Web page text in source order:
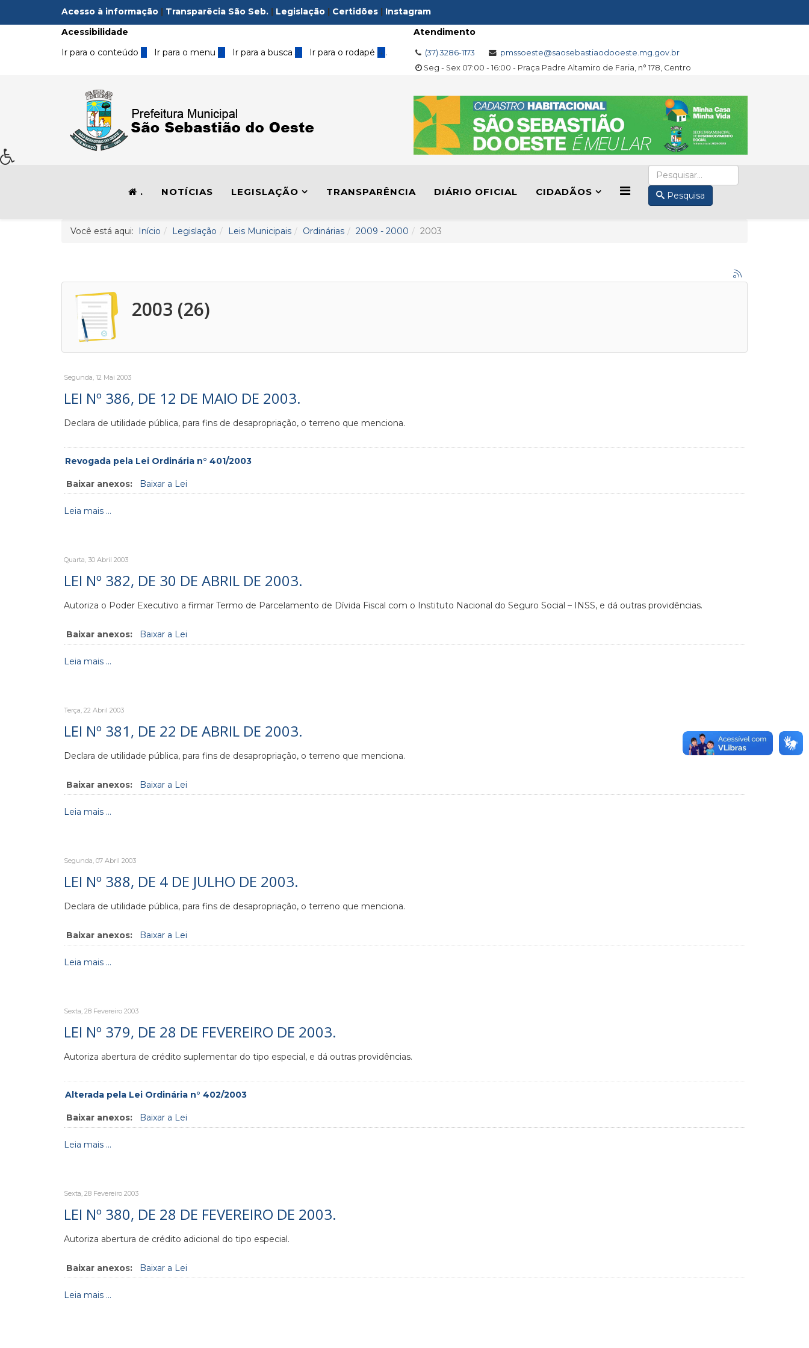
Acesso à informação | Transparêcia São Seb. | Legislação | Certidões | Instagram
Acessibilidade
Ir para o conteúdo 1 Ir para o menu 2 Ir para a busca3 Ir para o rodapé 4 .
Atendimento
(37) 3286-1173
pmssoeste@saosebastiaodooeste.mg.gov.br
Seg - Sex 07:00 - 16:00 - Praça Padre Altamiro de Faria, n° 178, Centro
. NOTÍCIAS LEGISLAÇÃO TRANSPARÊNCIA DIÁRIO OFICIAL CIDADÃOS Pesquisa
Você está aqui: Início Legislação Leis Municipais Ordinárias 2009 - 2000 2003
2003 (26)
Segunda, 12 Mai 2003
LEI Nº 386, DE 12 DE MAIO DE 2003.
Declara de utilidade pública, para fins de desapropriação, o terreno que menciona.
Revogada pela Lei Ordinária n° 401/2003
Baixar anexos: Baixar a Lei
Leia mais ...
Quarta, 30 Abril 2003
LEI Nº 382, DE 30 DE ABRIL DE 2003.
Autoriza o Poder Executivo a firmar Termo de Parcelamento de Dívida Fiscal com o Instituto Nacional do Seguro Social – INSS, e dá outras providências.
Baixar anexos: Baixar a Lei
Leia mais ...
Terça, 22 Abril 2003
LEI Nº 381, DE 22 DE ABRIL DE 2003.
Declara de utilidade pública, para fins de desapropriação, o terreno que menciona.
Baixar anexos: Baixar a Lei
Leia mais ...
Segunda, 07 Abril 2003
LEI Nº 388, DE 4 DE JULHO DE 2003.
Declara de utilidade pública, para fins de desapropriação, o terreno que menciona.
Baixar anexos: Baixar a Lei
Leia mais ...
Sexta, 28 Fevereiro 2003
LEI Nº 379, DE 28 DE FEVEREIRO DE 2003.
Autoriza abertura de crédito suplementar do tipo especial, e dá outras providências.
Alterada pela Lei Ordinária n° 402/2003
Baixar anexos: Baixar a Lei
Leia mais ...
Sexta, 28 Fevereiro 2003
LEI Nº 380, DE 28 DE FEVEREIRO DE 2003.
Autoriza abertura de crédito adicional do tipo especial.
Baixar anexos: Baixar a Lei
Leia mais ...